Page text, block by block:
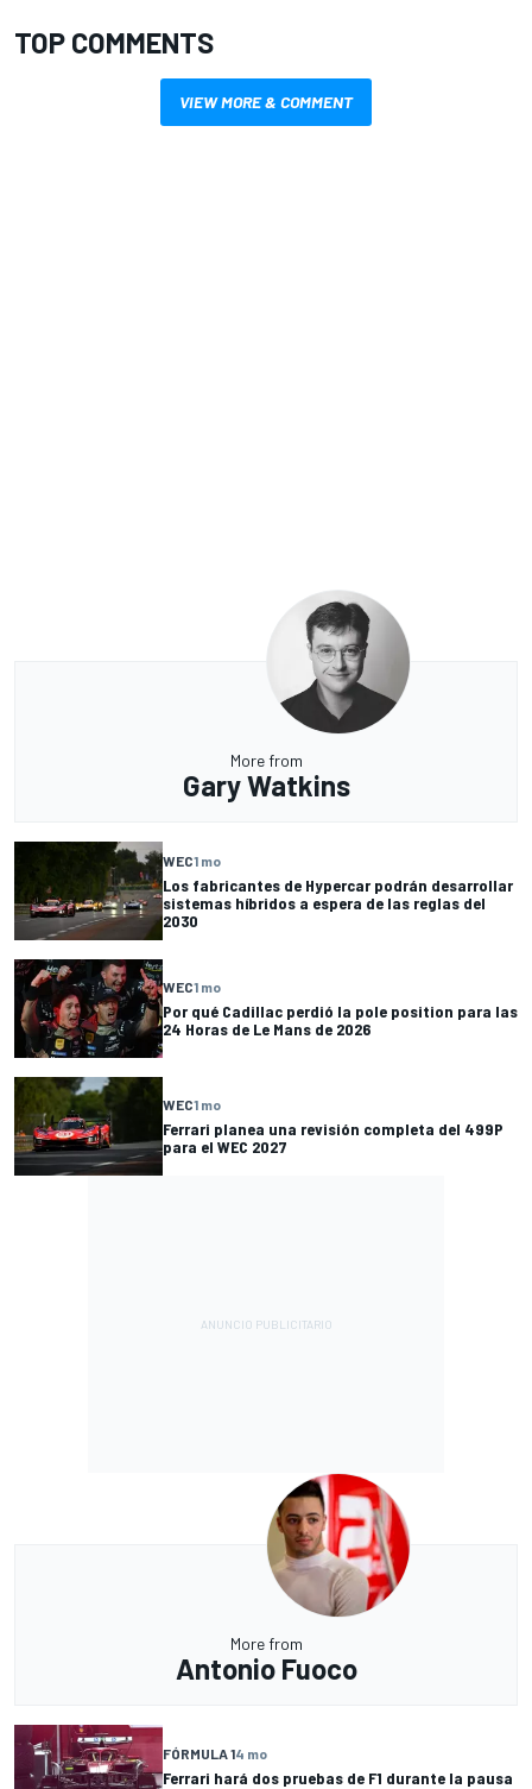
TOP COMMENTS
VIEW MORE & COMMENT
More from
Gary Watkins
WEC1 mo
Los fabricantes de Hypercar podrán desarrollar
sistemas híbridos a espera de las reglas del
2030
WEC1 mo
Por qué Cadillac perdió la pole position para las
24 Horas de Le Mans de 2026
WEC1 mo
Ferrari planea una revisión completa del 499P
para el WEC 2027
More from
Antonio Fuoco
FÓRMULA 14 mo
Ferrari hará dos pruebas de F1 durante la pausa